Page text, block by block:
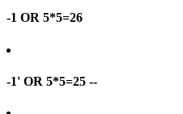
-1 OR 5*5=26
-1' OR 5*5=25 --